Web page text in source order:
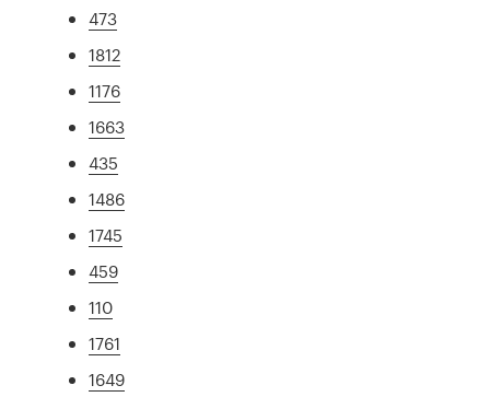
473
1812
1176
1663
435
1486
1745
459
110
1761
1649